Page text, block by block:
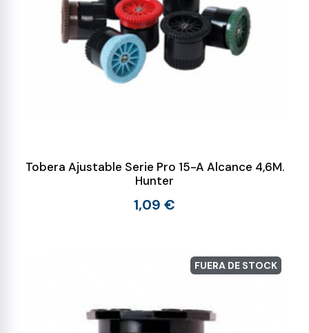
Tobera Ajustable Serie Pro 15-A Alcance 4,6M.
Hunter
1,09 €
FUERA DE STOCK